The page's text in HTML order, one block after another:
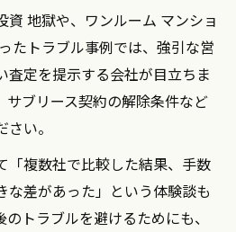
資 地獄や、ワンルーム マンショ
たトラブル事例では、強引な営
査定を提示する会社が目立ちま
サブリース契約の解除条件など
い。
「複数社で比較した結果、手数
な差があった」という体験談も
トラブルを避けるためにも、